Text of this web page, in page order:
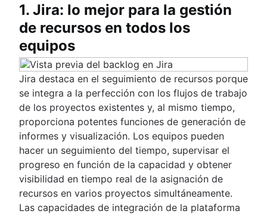
1. Jira: lo mejor para la gestión
de recursos en todos los
equipos
Jira destaca en el seguimiento de recursos porque
se integra a la perfección con los flujos de trabajo
de los proyectos existentes y, al mismo tiempo,
proporciona potentes funciones de generación de
informes y visualización. Los equipos pueden
hacer un seguimiento del tiempo, supervisar el
progreso en función de la capacidad y obtener
visibilidad en tiempo real de la asignación de
recursos en varios proyectos simultáneamente.
Las capacidades de integración de la plataforma